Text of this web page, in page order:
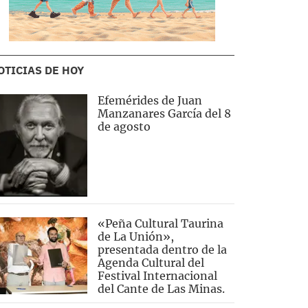
DE HOY
Efemérides de Juan
Manzanares García del 8
de agosto
«Peña Cultural Taurina
de La Unión»,
presentada dentro de la
Agenda Cultural del
Festival Internacional
del Cante de Las Minas.